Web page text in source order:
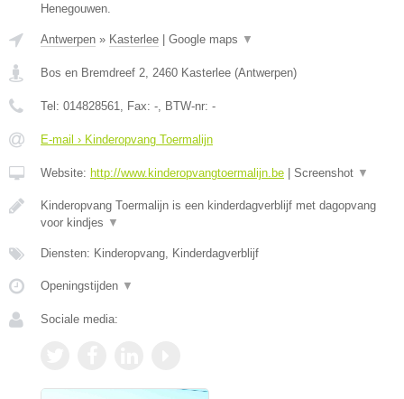
Henegouwen.
Antwerpen » Kasterlee Google maps ▼
Bos en Bremdreef 2, 2460 Kasterlee (Antwerpen)
Tel: 014828561, Fax: -, BTW-nr: -
E-mail › Kinderopvang Toermalijn
Website: http://www.kinderopvangtoermalijn.be Screenshot ▼
Kinderopvang Toermalijn is een kinderdagverblijf met dagopvang
voor kindjes ▼
Diensten: Kinderopvang, Kinderdagverblijf
Openingstijden ▼
Sociale media: